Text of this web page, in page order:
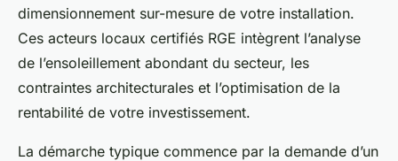
dimensionnement sur-mesure de votre installation.
Ces acteurs locaux certifiés RGE intègrent l’analyse
de l’ensoleillement abondant du secteur, les
contraintes architecturales et l’optimisation de la
rentabilité de votre investissement.
La démarche typique commence par la demande d’un